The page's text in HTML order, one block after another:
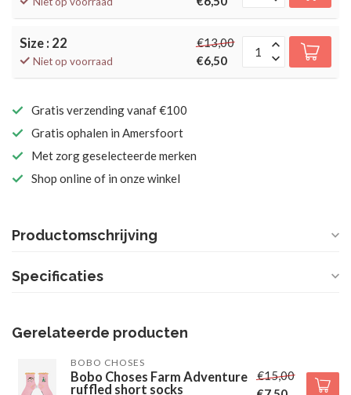
Size : 22
Niet op voorraad
€13,00
€6,50
Gratis verzending vanaf €100
Gratis ophalen in Amersfoort
Met zorg geselecteerde merken
Shop online of in onze winkel
Productomschrijving
Specificaties
Gerelateerde producten
BOBO CHOSES
Bobo Choses Farm Adventure
ruffled short socks
€15,00